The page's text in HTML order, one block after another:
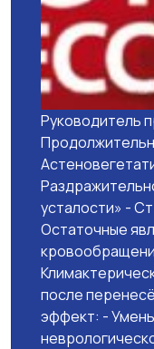
Руководитель
усталости» -
Остаточные
после
эффект: -